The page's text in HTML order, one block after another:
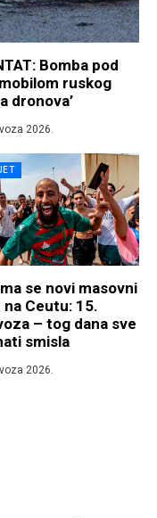
Bomba pod
ruskog
dronova’
2026.
se novi masovni
na Ceutu: 15.
– tog dana sve
smisla
2026.